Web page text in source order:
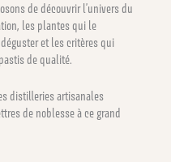
de découvrir l’univers du
les plantes qui le
et les critères qui
de qualité.
distilleries artisanales
de noblesse à ce grand